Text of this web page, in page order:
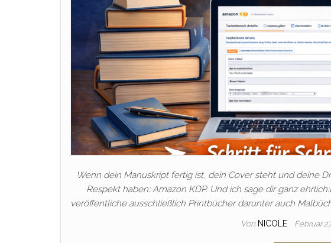
Wenn dein Manuskript fertig ist, dein Cover steht und deine
Respekt haben: Amazon KDP. Und ich sage dir ganz
veröffentliche ausschließlich Printbücher darunter auch
Von NICOLE Februar